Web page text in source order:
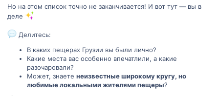
Но на этом список точно не заканчивается! И вот тут — вы в
деле
Делитесь:
В каких пещерах Грузии вы были лично?
Какие места вас особенно впечатлили, а какие
разочаровали?
Может, знаете неизвестные широкому кругу, но
любимые локальными жителями пещеры?